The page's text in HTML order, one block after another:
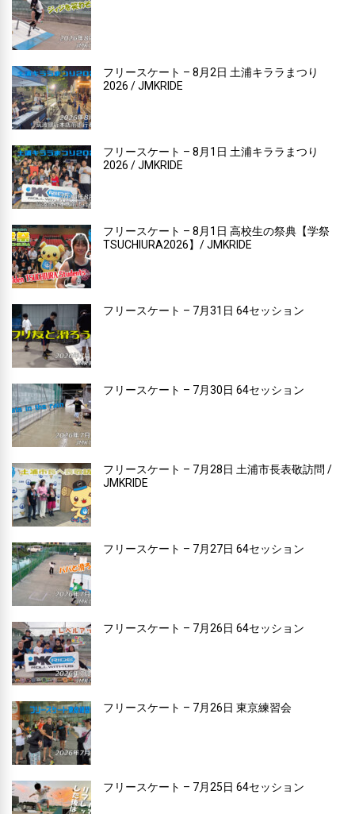
フリースケート – 8月2日 土浦キララまつり
2026 / JMKRIDE
フリースケート – 8月1日 土浦キララまつり
2026 / JMKRIDE
フリースケート – 8月1日 高校生の祭典【学祭
TSUCHIURA2026】/ JMKRIDE
フリースケート – 7月31日 64セッション
フリースケート – 7月30日 64セッション
フリースケート – 7月28日 土浦市長表敬訪問 /
JMKRIDE
フリースケート – 7月27日 64セッション
フリースケート – 7月26日 64セッション
フリースケート – 7月26日 東京練習会
フリースケート – 7月25日 64セッション